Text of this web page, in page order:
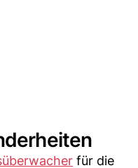
für die